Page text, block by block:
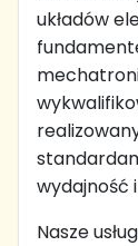
układów
wydajność
Nasze